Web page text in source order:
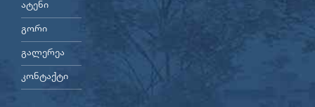
ატენი
გორი
გალერეა
კონტაქტი